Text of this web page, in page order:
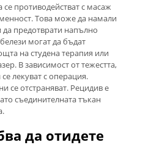
се противодействат с масаж
Това може да намали
да предотврати напълно
могат да бъдат
на студена терапия или
В зависимост от тежестта,
лекуват с операция.
се отстраняват. Рецидив е
съединителната тъкан
да отидете